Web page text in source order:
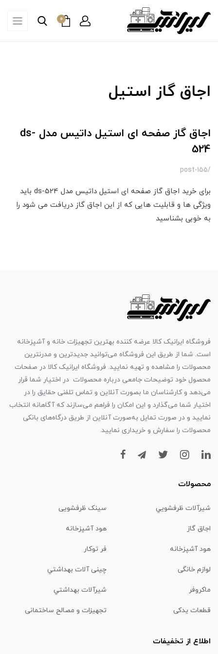
0
اجاق گاز استیل
اجاق گاز صفحه ای استیل داتیس مدل ds-
524
/post-155
برای خرید اجاق گاز صفحه ای استیل داتیس مدل ds-524 باید
ویژگی ها و قابلیت هایی که از این اجاق گاز دریافت می شود را
به خوبی بشناسید
فروشگاه ایرانیک کالا عرضه کننده بهترین تجهیزات خانه و آشپزخانه
است. شما از طریق این فروشگاه می‌توانید جدیدترین و مدرنترین
محصولات را مشاهده و تهیه نمایید. فروشگاه ایرانیک کالا در صفحات
محصول خود توضیحات جامعی درباره محصولات در اختیار شما قرار
می‌دهد و کارشناسان ما بصورت آنلاین و تماس تلفنی حقایق را در
اختیار شما می‌گذارد و این امکان را فراهم می‌سازند که آگاهانه انتخاب
نمایید و در صورت تمایل به‌صورت آنلاین از طریق درگاه‌های بانکی
محصولات را سفارش و خریداری نمایید.
محصولات
شیرآلات ظرفشويي سینک ظرفشویی
اجاق گاز هود آشپزخانه
هود آشپزخانه فر توکار
لوازم خانگی چینی آلات بهداشتي
ماكروفر شیرآلات بهداشتي
قطعات یدکی تجهیزات و مصالح ساختمانی
اطلاع از تخفیفات